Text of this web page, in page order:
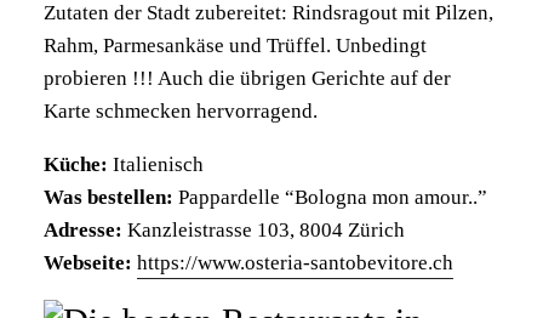
Zutaten der Stadt zubereitet: Rindsragout mit Pilzen,
Rahm, Parmesankäse und Trüffel. Unbedingt
probieren !!! Auch die übrigen Gerichte auf der
Karte schmecken hervorragend.
Küche: Italienisch
Was bestellen: Pappardelle “Bologna mon amour..”
Adresse: Kanzleistrasse 103, 8004 Zürich
Webseite: https://www.osteria-santobevitore.ch